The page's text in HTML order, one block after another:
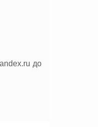
до